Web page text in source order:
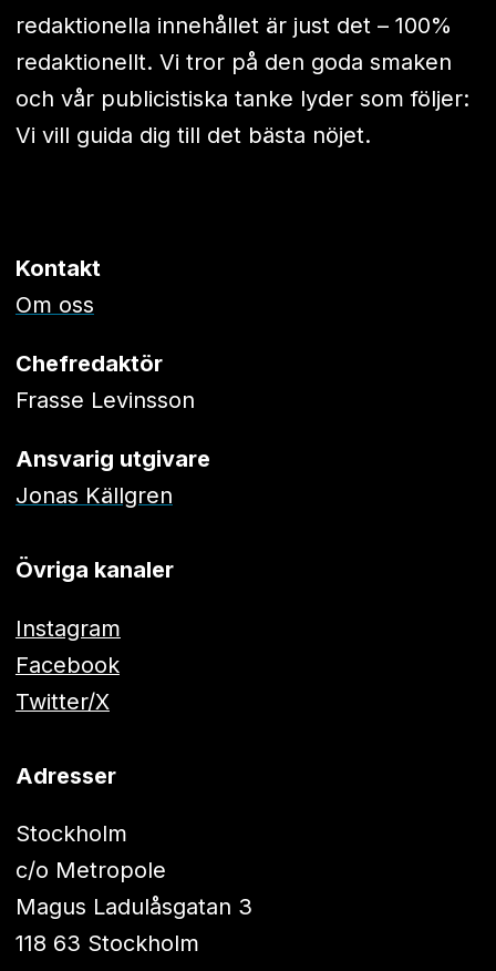
redaktionella innehållet är just det – 100%
redaktionellt. Vi tror på den goda smaken
och vår publicistiska tanke lyder som följer:
Vi vill guida dig till det bästa nöjet.
Kontakt
Om oss
Chefredaktör
Frasse Levinsson
Ansvarig utgivare
Jonas Källgren
Övriga kanaler
Instagram
Facebook
Twitter/X
Adresser
Stockholm
c/o Metropole
Magus Ladulåsgatan 3
118 63 Stockholm